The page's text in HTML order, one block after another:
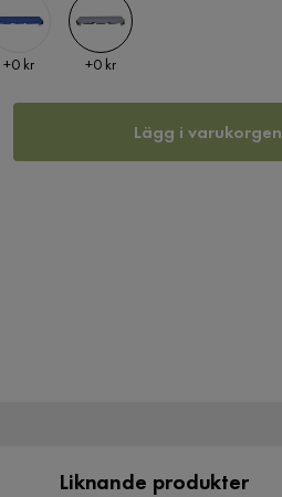
Pris
+0 kr Pris
+0 kr
Lägg i varukorgen
Liknande produkter